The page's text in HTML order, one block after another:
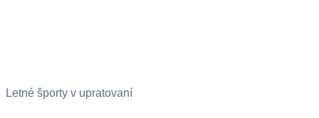
Letné športy v upratovaní